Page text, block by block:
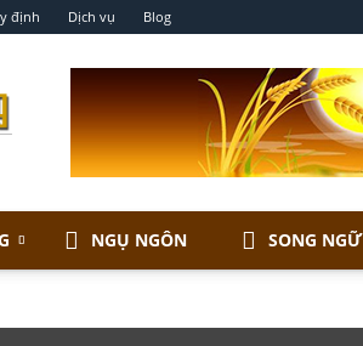
định Dịch vụ Blog
NGỤ NGÔN SONG NGỮ